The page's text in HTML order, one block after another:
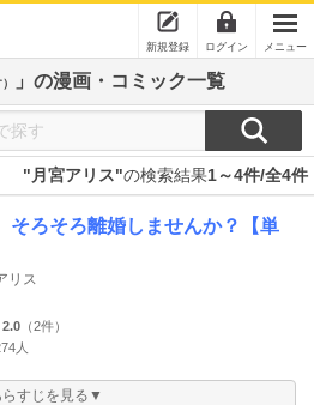
新規登録 ログイン メニュー
」の漫画・コミック一覧
"月宮アリス"の検索結果1～4件/全4件
そろそろ離婚しませんか？【単
リス
2.0 （2件）
人
らすじを見る▼